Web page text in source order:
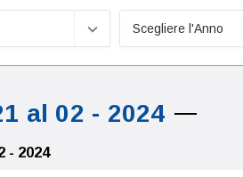
al 02 - 2024
- 2024